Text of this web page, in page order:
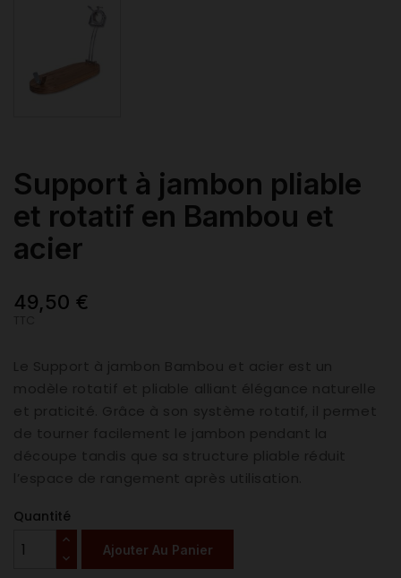
Support à jambon pliable
et rotatif en Bambou et
acier
49,50 €
Quantité
Ajouter Au Panier